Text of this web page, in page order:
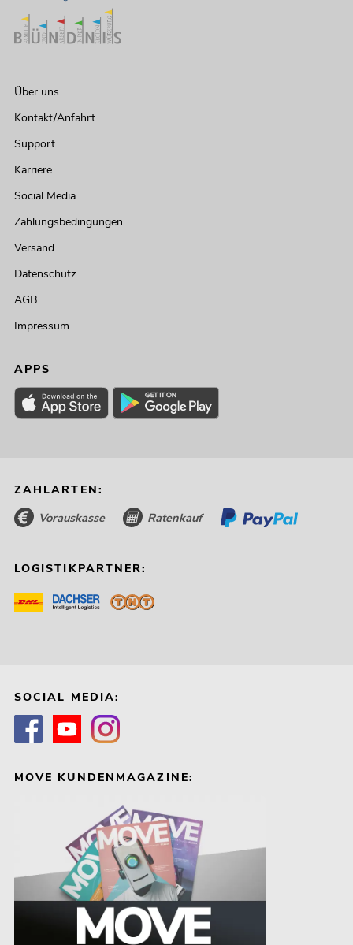
Über uns
Kontakt/Anfahrt
Support
Karriere
Social Media
Zahlungsbedingungen
Versand
Datenschutz
AGB
Impressum
APPS
ZAHLARTEN:
Vorauskasse Ratenkauf
LOGISTIKPARTNER:
SOCIAL MEDIA:
MOVE KUNDENMAGAZINE: